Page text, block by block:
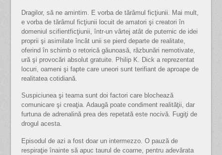
Dragilor, să ne amintim. E vorba de tărâmul ficţiunii. Mai mult,
e vorba de tărâmul ficţiunii locuit de amatori şi creatori în
domeniul scifientficţiunii, într-un vârtej atât de puternic de idei
proprii şi asimilate încât unii se pierd departe de realitate,
oferind în schimb o retorică găunoasă, răzbunări nemotivate,
ură şi provocări absolut gratuite. Philip K. Dick a reprezentat
locuri, oameni şi fapte care uneori sunt terifiant de aproape de
realitatea cotidiană.
Suspiciunea şi teama sunt doi factori care blochează
comunicare şi creaţia. Adaugă poate condiment realităţii, dar
furtuna de adrenalină prea des repetată este nocivă. Fugiţi de
drogul acesta.
Episodul de azi a fost doar un intermezzo. O pauză de
respiraţie înainte să apuc taurul de coarne, pentru adevărata